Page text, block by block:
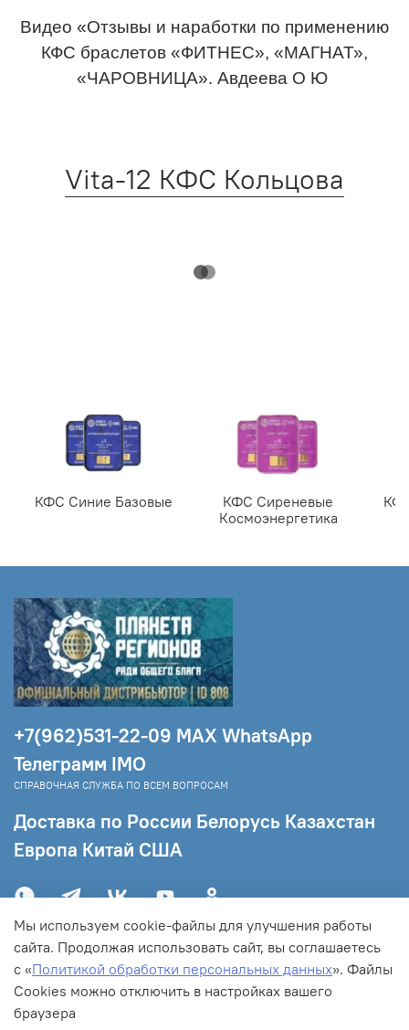
Видео «Отзывы и наработки по применению
КФС браслетов «ФИТНЕС», «МАГНАТ»,
«ЧАРОВНИЦА». Авдеева О Ю
Vita-12 КФС Кольцова
КФС Синие Базовые
КФС Сиреневые
Космоэнергетика
+7(962)531-22-09 МAX WhatsApp
Телеграмм IMO
СПРАВОЧНАЯ СЛУЖБА ПО ВСЕМ ВОПРОСАМ
Доставка по России Белорусь Казахстан
Европа Китай США
Мы используем cookie-файлы для улучшения работы
сайта. Продолжая использовать сайт, вы соглашаетесь
с «Политикой обработки персональных данных». Файлы
Cookies можно отключить в настройках вашего
браузера